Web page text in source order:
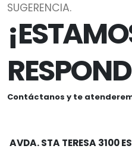
SUGERENCIA.
Contáctanos y te
AVDA. STA TERESA 3100